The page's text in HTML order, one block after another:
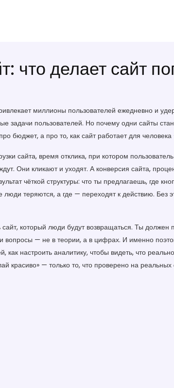
делает сайт
миллионы пользователей ежедневно и
задачи пользователей. Но почему одни сайты
бюджет, а про то, как сайт работает для
сайта, время отклика, при котором
Они кликают и уходят. А конверсия сайта,
чёткой структуры: что ты предлагаешь, где
люди теряются, а где — переходят к действию. Без
который люди будут возвращаться. Ты должен
вопросы — не в теории, а в цифрах. И именно
как настроить аналитику, чтобы видеть, что
красиво» — только то, что проверено на